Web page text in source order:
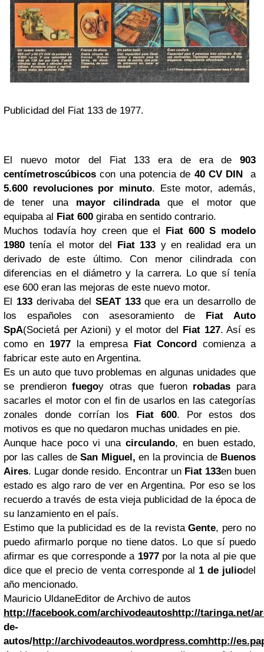
Publicidad del Fiat 133 de 1977.
El nuevo motor del Fiat 133 era de era de 903
centímetroscúbicos con una potencia de 40 CV DINa
5.600 revoluciones por minuto. Este motor, además,
de tener una mayor cilindradaque el motor que
equipaba al Fiat 600 giraba en sentido contrario.
Muchos todavía hoy creen que el Fiat 600 S modelo
1980 tenía el motor del Fiat 133 y en realidad era un
derivado de este último. Con menor cilindrada con
diferencias en el diámetro y la carrera. Lo que sí tenía
ese 600 eran las mejoras de este nuevo motor.
El 133 derivaba del SEAT 133que era un desarrollo de
los españoles con asesoramiento de Fiat Auto
SpA(Societá per Azioni) y el motor del Fiat 127. Así es
como en 1977 la empresa Fiat Concord comienza a
fabricar este auto en Argentina.
Es un auto que tuvo problemas en algunas unidades que
se prendieronfuegoy otras que fueron robadas para
sacarles el motor con el fin de usarlos en las categorías
zonales donde corrían los Fiat 600. Por estos dos
motivos es que no quedaron muchas unidades en pie.
Aunque hace poco vi una circulando, en buen estado,
por las calles de San Miguel, en la provincia de Buenos
Aires. Lugar donde resido. Encontrar un Fiat 133en buen
estado es algo raro de ver en Argentina. Por eso se los
recuerdo a través de esta vieja publicidad de la época de
su lanzamiento en el país.
Estimo que la publicidad es de la revistaGente, pero no
puedo afirmarlo porque no tiene datos. Lo que sí puedo
afirmar es que corresponde a 1977por la nota al pie que
dice que el precio de venta corresponde al 1 de juliodel
año mencionado.
Mauricio UldaneEditor de Archivo de autos
http://facebook.com/archivodeautoshttp://taringa.net/
de-
autos/http://archivodeautos.wordpress.comhttp://